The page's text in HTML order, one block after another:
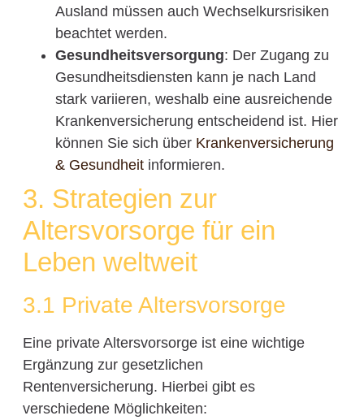
Ausland müssen auch Wechselkursrisiken
beachtet werden.
Gesundheitsversorgung: Der Zugang zu
Gesundheitsdiensten kann je nach Land
stark variieren, weshalb eine ausreichende
Krankenversicherung entscheidend ist. Hier
können Sie sich über Krankenversicherung
& Gesundheitinformieren.
3. Strategien zur
Altersvorsorge für ein
Leben weltweit
3.1 Private Altersvorsorge
Eine private Altersvorsorge ist eine wichtige
Ergänzung zur gesetzlichen
Rentenversicherung. Hierbei gibt es
verschiedene Möglichkeiten: